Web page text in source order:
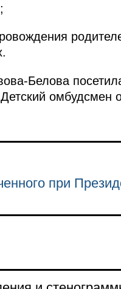
Белова
омбудсмен
при